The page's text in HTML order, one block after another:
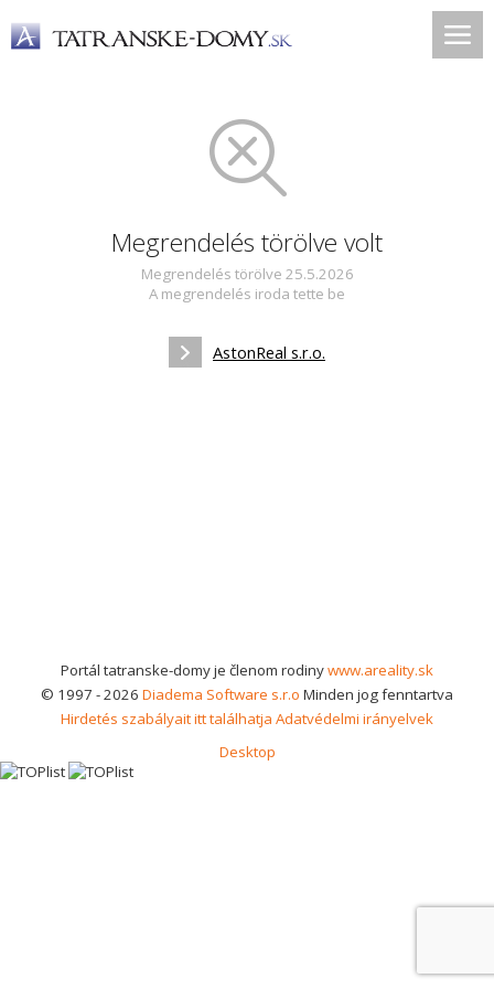
Megrendelés törölve volt
Megrendelés törölve 25.5.2026
A megrendelés iroda tette be
AstonReal s.r.o.
Portál tatranske-domy je členom rodinywww.areality.sk
© 1997 - 2026 Diadema Software s.r.o Minden jog fenntartva
Hirdetés szabályait itt találhatja Adatvédelmi irányelvek
Desktop